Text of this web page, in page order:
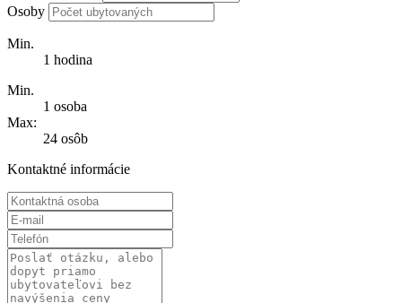
Osoby
Min.
1 hodina
Min.
1 osoba
Max:
24 osôb
Kontaktné informácie